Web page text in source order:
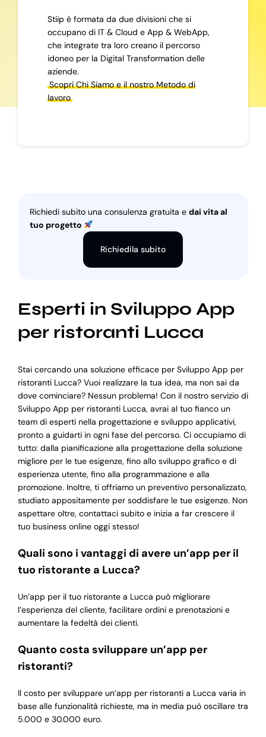
Stiip è formata da due divisioni che si
occupano di IT & Cloud e App & WebApp,
che integrate tra loro creano il percorso
idoneo per la Digital Transformation delle
aziende.
Scopri Chi Siamo e il nostro Metodo di
lavoro
Richiedi subito una consulenza gratuita e dai vita al
tuo progetto
Richiedila subito
Esperti in Sviluppo App
per ristoranti Lucca
Stai cercando una soluzione efficace per Sviluppo App per
ristoranti Lucca? Vuoi realizzare la tua idea, ma non sai da
dove cominciare? Nessun problema! Con il nostro servizio di
Sviluppo App per ristoranti Lucca, avrai al tuo fianco un
team di esperti nella progettazione e sviluppo applicativi,
pronto a guidarti in ogni fase del percorso. Ci occupiamo di
tutto: dalla pianificazione alla progettazione della soluzione
migliore per le tue esigenze, fino allo sviluppo grafico e di
esperienza utente, fino alla programmazione e alla
promozione. Inoltre, ti offriamo un preventivo personalizzato,
studiato appositamente per soddisfare le tue esigenze. Non
aspettare oltre, contattaci subito e inizia a far crescere il
tuo business online oggi stesso!
Quali sono i vantaggi di avere un’app per il
tuo ristorante a Lucca?
Un’app per il tuo ristorante a Lucca può migliorare
l’esperienza del cliente, facilitare ordini e prenotazioni e
aumentare la fedeltà dei clienti.
Quanto costa sviluppare un’app per
ristoranti?
Il costo per sviluppare un’app per ristoranti a Lucca varia in
base alle funzionalità richieste, ma in media può oscillare tra
5.000 e 30.000 euro.